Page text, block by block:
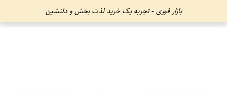
بازار فوری - تجربه یک خرید لذت بخش و دلنشین